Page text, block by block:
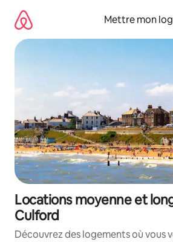
directement
contenu
Mettre mon
Locations moyenne et
Culford
Découvrez des logements où vous